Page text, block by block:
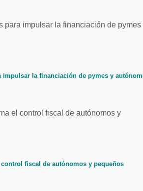
impulsar la financiación de pymes y
fiscal de autónomos y pequeños